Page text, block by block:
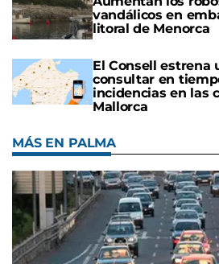
vandálicos en
litoral de Menorca
El Consell estrena
consultar en
incidencias en las
Mallorca
MÁS EN PALMA